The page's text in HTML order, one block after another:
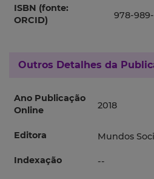
ISBN (fonte:
ORCID)
978-
Outros Detalhes da
Ano Publicação
Online
2018
Editora Mundos
Indexação --